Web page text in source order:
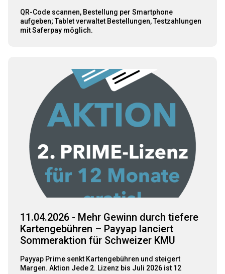
QR-Code scannen, Bestellung per Smartphone
aufgeben; Tablet verwaltet Bestellungen, Testzahlungen
mit Saferpay möglich.
11.04.2026 - Mehr Gewinn durch tiefere
Kartengebühren – Payyap lanciert
Sommeraktion für Schweizer KMU
Payyap Prime senkt Kartengebühren und steigert
Margen. Aktion Jede 2. Lizenz bis Juli 2026 ist 12